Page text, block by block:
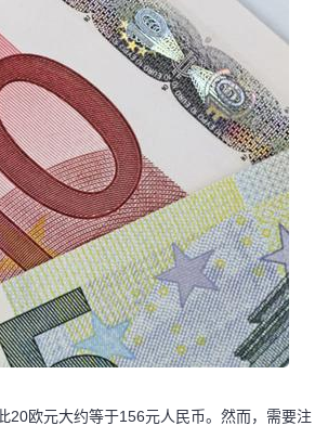
20欧元大约等于156元人民币。然而，需要注